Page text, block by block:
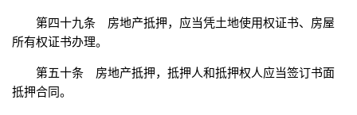
第四十九条 房地产抵押，应当凭土地使用权证书、房屋
所有权证书办理。
第五十条 房地产抵押，抵押人和抵押权人应当签订书面
抵押合同。